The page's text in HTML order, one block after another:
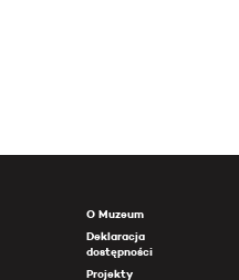
O Muzeum
Deklaracja
dostępności
Projekty